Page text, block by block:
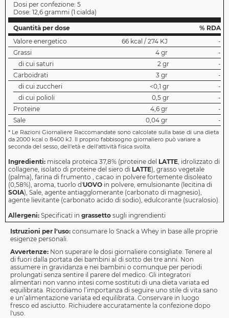
Dosi per confezione: 5
Dose: 12,6 grammi (1 cialda)
Quantità per dose
% RDA
Valore energetico
66 kcal / 274 KJ
-
Grassi
4 gr
-
di cui saturi
2 gr
-
Carboidrati
3 gr
-
di cui zuccheri
<0,1 gr
-
di cui polioli
0,5 gr
-
Proteine
4,6 gr
-
Sale
0,04 gr -
* Le Razioni Giornaliere Raccomandate sono calcolate sulla base di una dieta
da 2000 kcal o 8400 kJ. Il proprio fabbisogno giornaliero può variare a
seconda del sesso, dell'età e dell'attività fisica svolta.
Ingredienti: miscela proteica 37,8% (proteine ​​del LATTE, idrolizzato di
collagene, isolato di proteine ​​del siero di LATTE), grasso vegetale
(palma), farina di frumento , cacao in polvere fortemente disoleato
(0,58%), aroma, tuorlo d'UOVO in polvere, emulsionante (lecitina di
SOIA), Sale, agente antiagglomerante (carbonato di magnesio),
agente lievitante (carbonato acido di sodio), edulcorante (sucralosio).
Allergeni: Specificati in grassetto sugli ingrendienti
Istruzioni per l'uso: consumare lo Snack a Whey in base alle proprie
esigenze personali.
Avvertenze: Non superare le dosi giornaliere consigliate. Tenere al
di fuori dalla portata dei bambini al di sotto dei tre anni. Non
assumere in gravidanza e nei bambini o comunque per periodi
prolungati senza sentire il parere del medico. Gli integratori
alimentari non vanno intesi come sostituti di una dieta variata ed
equilibrata. Ricordiamo l’importanza di seguire uno stile di vita sano
e un’alimentazione variata ed equilibrata. Conservare in luogo
fresco ed asciutto. Richiudere accuratamente la confezione dopo
l'uso.